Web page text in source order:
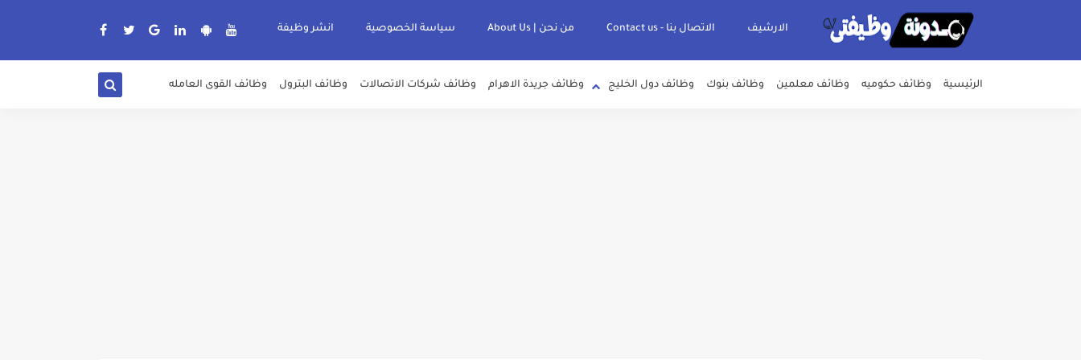
الارشيف الاتصال بنا - Contact us من نحن | About Us سياسة الخصوصية انشر وظيفة
الرئيسية وظائف حكوميه وظائف معلمين وظائف بنوك وظائف دول الخليج وظائف جريدة الاهرام وظائف شركات الاتصالات وظائف البترول وظائف القوى العامله